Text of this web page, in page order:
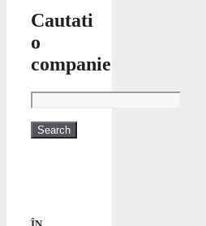
Cautati
o
companie